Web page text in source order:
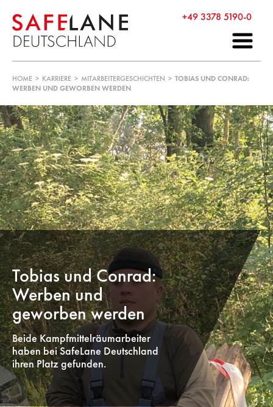
+49 3378 5190-0
HOME > KARRIERE > MITARBEITERGESCHICHTEN > TOBIAS UND CONRAD:
WERBEN UND GEWORBEN WERDEN
Tobias und Conrad:
Werben und
geworben werden
Beide Kampfmittelräumarbeiter
haben bei SafeLane Deutschland
ihren Platz gefunden.